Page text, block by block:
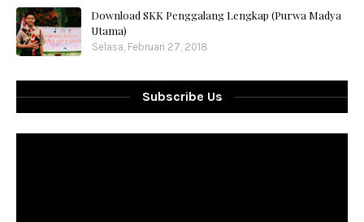
Download SKK Penggalang Lengkap (Purwa Madya
Utama)
Selasa, Februari 27, 2018
Subscribe Us